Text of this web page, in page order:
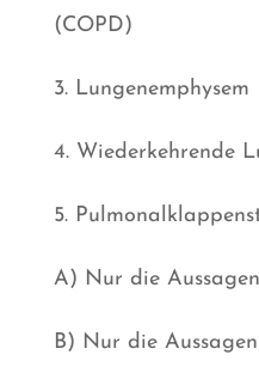
(COPD)
3. Lungenemphysem
4. Wiederkehrende
5.
A) Nur die
B) Nur die